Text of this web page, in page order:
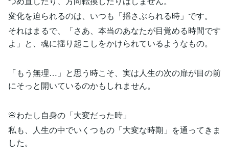
変化を迫られるのは、いつも「揺さぶられる時」です。
それはまるで、「さあ、本当のあなたが目覚める時間です
よ」と、魂に揺り起こしをかけられているようなもの。
「もう無理…」と思う時こそ、実は人生の次の扉が目の前
にそっと開いているのかもしれません。
🌸わたし自身の「大変だった時」
私も、人生の中でいくつもの「大変な時期」を通ってきま
した。